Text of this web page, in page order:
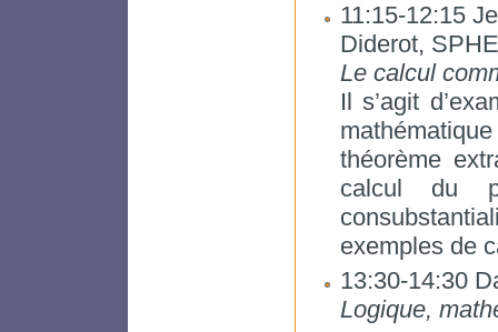
11:15-12:15
Diderot,
Le calcul
Il s’agit
théorème
calcul du
exemples de
13:30-14:30
Logique,